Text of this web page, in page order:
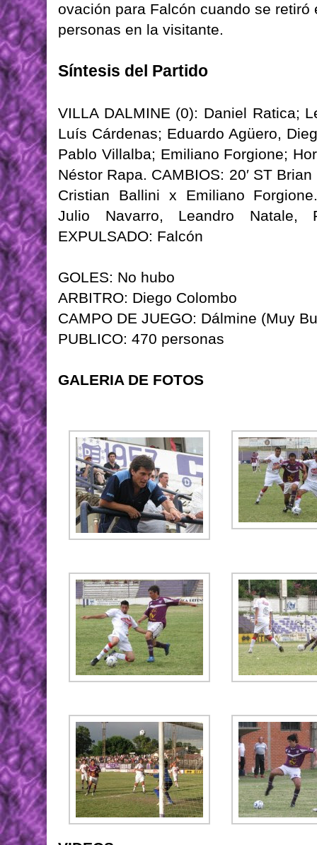
ovación para Falcón cuando se
personas en la visitante.
Síntesis del Partido
VILLA DALMINE (0): Daniel Ratica;
Luís Cárdenas; Eduardo Agüero,
Pablo Villalba; Emiliano Forgione;
Néstor Rapa. CAMBIOS: 20′ ST
Cristian Ballini x Emiliano
Julio Navarro, Leandro
EXPULSADO: Falcón
GOLES: No hubo
ARBITRO: Diego Colombo
CAMPO DE JUEGO: Dálmine (Muy
PUBLICO: 470 personas
GALERIA DE FOTOS